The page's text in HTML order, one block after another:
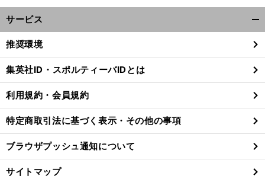
へ
サービス
閉
る
推奨環境
集英社ID・スポルティーバIDとは
利用規約・会員規約
特定商取引法に基づく表示・その他の事項
ブラウザプッシュ通知について
サイトマップ